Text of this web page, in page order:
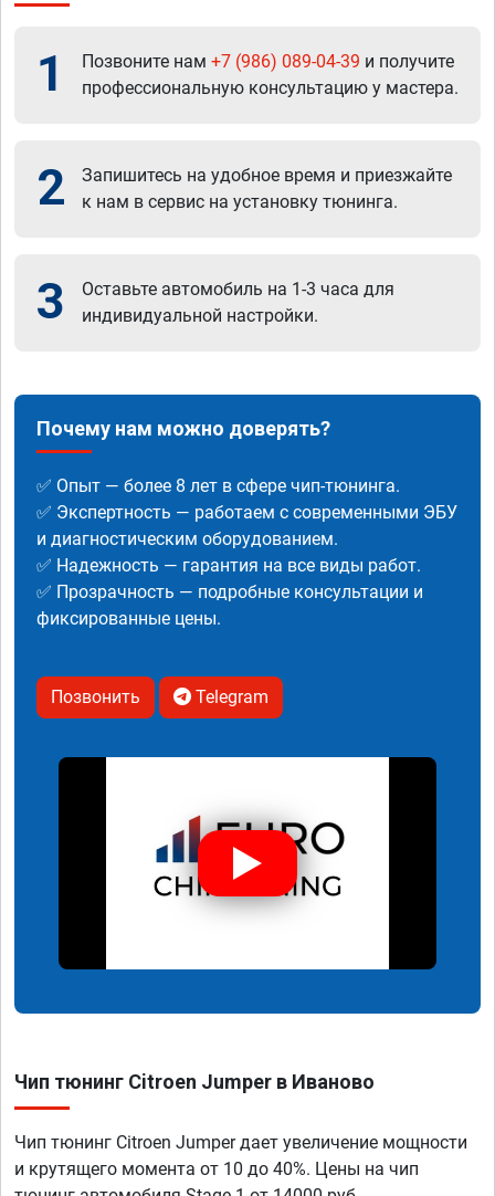
1 Позвоните нам +7 (986) 089-04-39 и получите
профессиональную консультацию у мастера.
2
Запишитесь на удобное время и приезжайте
к нам в сервис на установку тюнинга.
3
Оставьте автомобиль на 1-3 часа для
индивидуальной настройки.
Почему нам можно доверять?
✅ Опыт — более 8 лет в сфере чип-тюнинга.
✅ Экспертность — работаем с современными ЭБУ
и диагностическим оборудованием.
✅ Надежность — гарантия на все виды работ.
✅ Прозрачность — подробные консультации и
фиксированные цены.
Позвонить Telegram
Чип тюнинг Citroen Jumper в Иваново
Чип тюнинг Citroen Jumper дает увеличение мощности
и крутящего момента от 10 до 40%. Цены на чип